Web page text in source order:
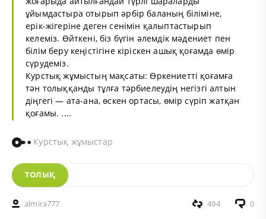
ұйымдастыра отырып әрбір баланың біліміне,
ерік-жігеріне деген сенімін қалыптастырып
келеміз. Өйткені, біз бүгін әлемдік мәдениет пен
білім беру кеңістігіне кіріскен ашық қоғамда өмір
сүрудеміз.
Курстық жұмыстың мақсаты: Өркениетті қоғамға
тән толыққанды тұлға тәрбиелеудің негізгі алтын
діңгегі — ата-ана, өскен ортасы, өмір сүріп жатқан
қоғамы. ....
Курстық жұмыстар
ТОЛЫҚ
almira777 0
494